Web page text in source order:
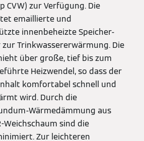
CVW) zur Verfügung. Die
emaillierte und
innenbeheizte Speicher-
Trinkwassererwärmung. Die
über große, tief bis zum
Heizwendel, so dass der
komfortabel schnell und
wird. Durch die
Wärmedämmung aus
Weichschaum sind die
Zur leichteren